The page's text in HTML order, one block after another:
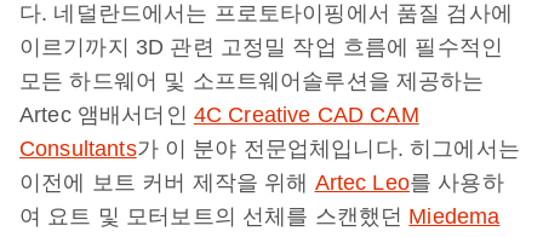
다. 네덜란드에서는 프로토타이핑에서 품질 검사에
이르기까지 3D 관련 고정밀 작업 흐름에 필수적인
모든 하드웨어 및 소프트웨어솔루션을 제공하는
Artec 앰배서더인 4C Creative CAD CAM
Consultants가 이 분야 전문업체입니다. 히그에서는
이전에 보트 커버 제작을 위해 Artec Leo를 사용하
여 요트 및 모터보트의 선체를 스캔했던 Miedema